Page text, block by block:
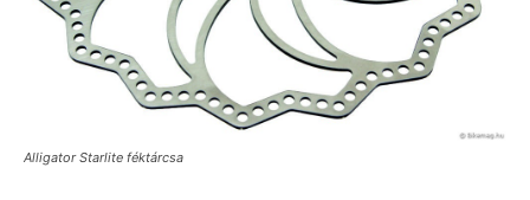
Alligator Starlite féktárcsa